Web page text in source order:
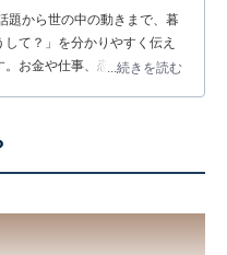
題から世の中の動きまで、暮
て？」を分かりやすく伝え
お金や仕事、恋愛、ITに関
...続きを読む